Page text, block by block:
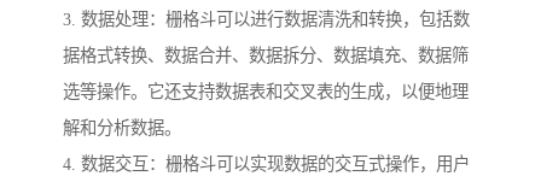
3. 数据处理：栅格斗可以进行数据清洗和转换，包括数
据格式转换、数据合并、数据拆分、数据填充、数据筛
选等操作。它还支持数据表和交叉表的生成，以便地理
解和分析数据。
4. 数据交互：栅格斗可以实现数据的交互式操作，用户